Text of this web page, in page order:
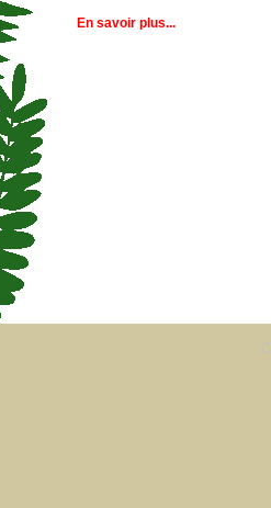
En savoir plus...